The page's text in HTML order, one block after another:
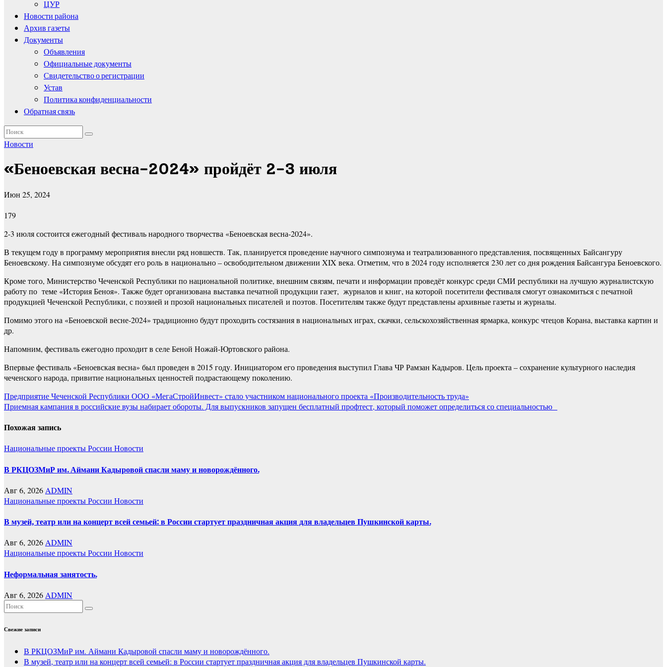
ЦУР
Новости района
Архив газеты
Документы
Объявления
Официальные документы
Свидетельство о регистрации
Устав
Политика конфиденциальности
Обратная связь
Новости
«Беноевская весна-2024» пройдёт 2-3 июля
Июн 25, 2024
179
2-3 июля состоится ежегодный фестиваль народного творчества «Беноевская весна-2024».
В текущем году в программу мероприятия внесли ряд новшеств. Так, планируется проведение научного симпозиума и театрализованного представления, посвященных Байсангуру
Беноевскому. На симпозиуме обсудят его роль в национально – освободительном движении XIX века. Отметим, что в 2024 году исполняется 230 лет со дня рождения Байсангура Беноевского.
Кроме того, Министерство Чеченской Республики по национальной политике, внешним связям, печати и информации проведёт конкурс среди СМИ республики на лучшую журналистскую
работу по теме «История Беноя». Также будет организована выставка печатной продукции газет, журналов и книг, на которой посетители фестиваля смогут ознакомиться с печатной
продукцией Чеченской Республики, с поэзией и прозой национальных писателей и поэтов. Посетителям также будут представлены архивные газеты и журналы.
Помимо этого на «Беноевской весне-2024» традиционно будут проходить состязания в национальных играх, скачки, сельскохозяйственная ярмарка, конкурс чтецов Корана, выставка картин и
др.
Напомним, фестиваль ежегодно проходит в селе Беной Ножай-Юртовского района.
Впервые фестиваль «Беноевская весна» был проведен в 2015 году. Инициатором его проведения выступил Глава ЧР Рамзан Кадыров. Цель проекта – сохранение культурного наследия
чеченского народа, привитие национальных ценностей подрастающему поколению.
Навигация
по
записям
Предприятие Чеченской Республики ООО «МегаСтройИнвест» стало участником национального проекта «Производительность труда»
Приемная кампания в российские вузы набирает обороты. Для выпускников запущен бесплатный профтест, который поможет определиться со специальностью
Похожая запись
Национальные проекты России Новости
В РКЦОЗМиР им. Аймани Кадыровой спасли маму и новорождённого.
Авг 6, 2026 ADMIN
Национальные проекты России Новости
В музей, театр или на концерт всей семьей: в России стартует праздничная акция для владельцев Пушкинской карты.
Авг 6, 2026ADMIN
Национальные проекты России Новости
Неформальная занятость.
Авг 6, 2026 ADMIN
Свежие записи
В РКЦОЗМиР им. Аймани Кадыровой спасли маму и новорождённого.
В музей, театр или на концерт всей семьей: в России стартует праздничная акция для владельцев Пушкинской карты.